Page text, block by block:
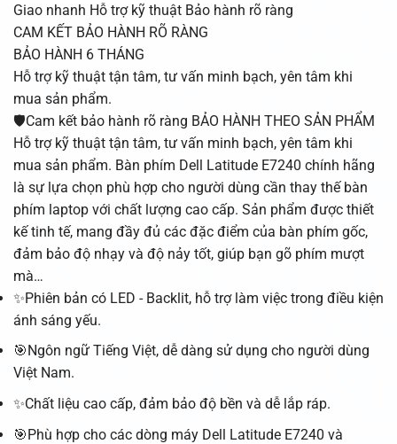
Giao nhanh Hỗ trợ kỹ thuật Bảo hành rõ ràng
CAM KẾT BẢO HÀNH RÕ RÀNG
BẢO HÀNH 6 THÁNG
Hỗ trợ kỹ thuật tận tâm, tư vấn minh bạch, yên tâm khi
mua sản phẩm.
🛡️Cam kết bảo hành rõ ràng BẢO HÀNH THEO SẢN PHẨM
Hỗ trợ kỹ thuật tận tâm, tư vấn minh bạch, yên tâm khi
mua sản phẩm. Bàn phím Dell Latitude E7240 chính hãng
là sự lựa chọn phù hợp cho người dùng cần thay thế bàn
phím laptop với chất lượng cao cấp. Sản phẩm được thiết
kế tinh tế, mang đầy đủ các đặc điểm của bàn phím gốc,
đảm bảo độ nhạy và độ nảy tốt, giúp bạn gõ phím mượt
mà…
✨Phiên bản có LED - Backlit, hỗ trợ làm việc trong điều kiện
ánh sáng yếu.
🎯Ngôn ngữ Tiếng Việt, dễ dàng sử dụng cho người dùng
Việt Nam.
✨Chất liệu cao cấp, đảm bảo độ bền và dễ lắp ráp.
🎯Phù hợp cho các dòng máy Dell Latitude E7240 và